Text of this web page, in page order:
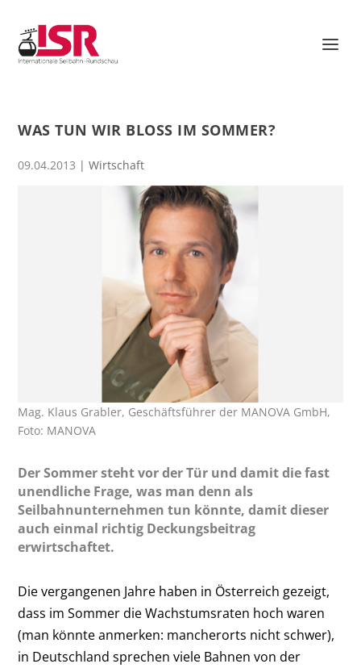
WAS TUN WIR BLOSS IM SOMMER?
09.04.2013 |Wirtschaft
Mag. Klaus Grabler, Geschäftsführer der MANOVA GmbH,
Foto: MANOVA
Der Sommer steht vor der Tür und damit die fast
unendliche Frage, was man denn als
Seilbahnunternehmen tun könnte, damit dieser
auch einmal richtig Deckungsbeitrag
erwirtschaftet.
Die vergangenen Jahre haben in Österreich gezeigt,
dass im Sommer die Wachstumsraten hoch waren
(man könnte anmerken: mancherorts nicht schwer),
in Deutschland sprechen viele Bahnen von der